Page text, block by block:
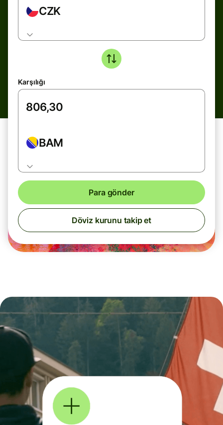
CZK
Karşılığı
BAM
Para gönder
Döviz kurunu takip et